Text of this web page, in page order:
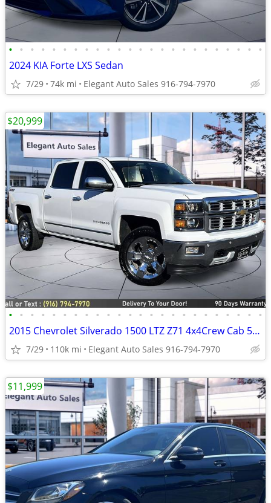
• • • • • • • • • • • • • • • • • • • • • • • •
2024 KIA Forte LXS Sedan
7/29 74k mi Elegant Auto Sales 916-794-7970
• • • • • • • • • • • • • • • • • • • • • • • •
2015 Chevrolet Silverado 1500 LTZ Z71 4x4Crew Cab 5.8 ft. SB Pickup
7/29 110k mi Elegant Auto Sales 916-794-7970
$20,999
$11,999